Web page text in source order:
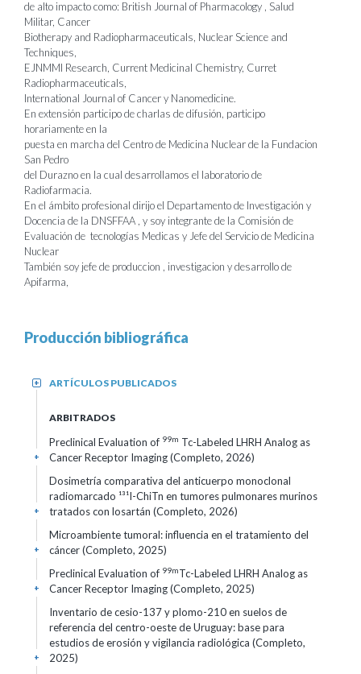
de alto impacto como: British Journal of Pharmacology , Salud
Militar, Cancer
Biotherapy and Radiopharmaceuticals, Nuclear Science and
Techniques,
EJNMMI Research, Current Medicinal Chemistry, Curret
Radiopharmaceuticals,
International Journal of Cancer y Nanomedicine.
En extensión participo de charlas de difusión, participo
horariamente en la
puesta en marcha del Centro de Medicina Nuclear de la Fundacion
San Pedro
del Durazno en la cual desarrollamos el laboratorio de
Radiofarmacia.
En el ámbito profesional dirijo el Departamento de Investigación y
Docencia de la DNSFFAA , y soy integrante de la Comisión de
Evaluación de tecnologías Medicas y Jefe del Servicio de Medicina
Nuclear
También soy jefe de produccion , investigacion y desarrollo de
Apifarma,
Producción bibliográfica
ARTÍCULOS PUBLICADOS
+
ARBITRADOS
Preclinical Evaluation of 99m Tc-Labeled LHRH Analog as
Cancer Receptor Imaging (Completo, 2026)
+
Dosimetría comparativa del anticuerpo monoclonal
radiomarcado ¹³¹I-ChiTn en tumores pulmonares murinos
tratados con losartán (Completo, 2026)
+
Microambiente tumoral: influencia en el tratamiento del
cáncer (Completo, 2025)
+
Preclinical Evaluation of 99mTc-Labeled LHRH Analog as
Cancer Receptor Imaging (Completo, 2025)
+
Inventario de cesio-137 y plomo-210 en suelos de
referencia del centro-oeste de Uruguay: base para
estudios de erosión y vigilancia radiológica (Completo,
2025)
+